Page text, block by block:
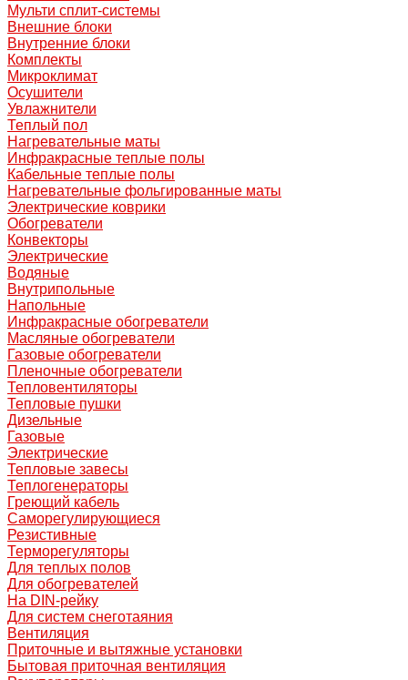
Мульти сплит-системы
Внешние блоки
Внутренние блоки
Комплекты
Микроклимат
Осушители
Увлажнители
Теплый пол
Нагревательные маты
Инфракрасные теплые полы
Кабельные теплые полы
Нагревательные фольгированные маты
Электрические коврики
Обогреватели
Конвекторы
Электрические
Водяные
Внутрипольные
Напольные
Инфракрасные обогреватели
Масляные обогреватели
Газовые обогреватели
Пленочные обогреватели
Тепловентиляторы
Тепловые пушки
Дизельные
Газовые
Электрические
Тепловые завесы
Теплогенераторы
Греющий кабель
Саморегулирующиеся
Резистивные
Терморегуляторы
Для теплых полов
Для обогревателей
На DIN-рейку
Для систем снеготаяния
Вентиляция
Приточные и вытяжные установки
Бытовая приточная вентиляция